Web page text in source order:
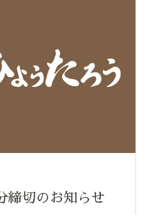
締切のお知らせ